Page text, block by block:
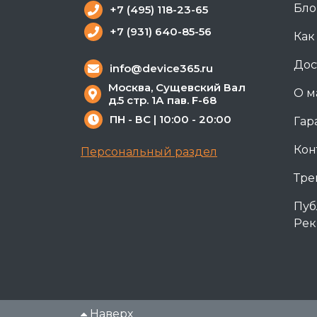
О
+7 (495) 118-23-65
+7 (931) 640-85-56
info@device365.ru
Москва, Сущевский Вал
д.5 стр. 1А пав. F-68
ПН - ВС | 10:00 - 20:00
Персональный раздел
Наверх